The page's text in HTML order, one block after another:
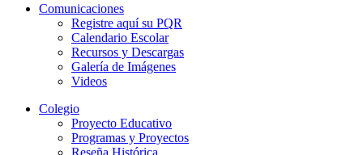
Comunicaciones
Registre aquí su PQR
Calendario Escolar
Recursos y Descargas
Galería de Imágenes
Videos
Colegio
Proyecto Educativo
Programas y Proyectos
Reseña Histórica